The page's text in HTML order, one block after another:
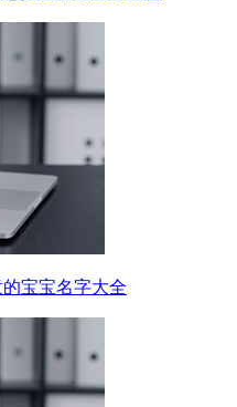
宝宝名字大全